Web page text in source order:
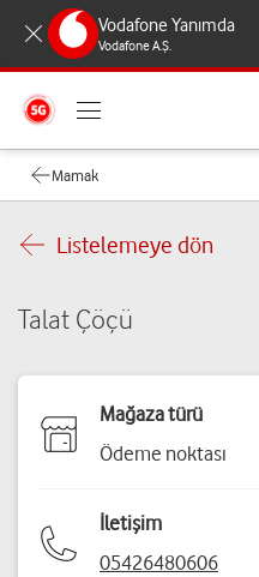
Vodafone Yanımda
Vodafone A.Ş.
Mamak
Listelemeye dön
Talat Çöçü
Mağaza türü
Ödeme noktası
İletişim
05426480606